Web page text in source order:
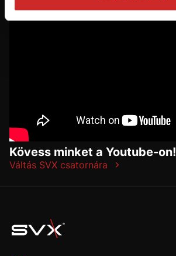
Kövess minket a Youtube-on!
Váltás SVX csatornára